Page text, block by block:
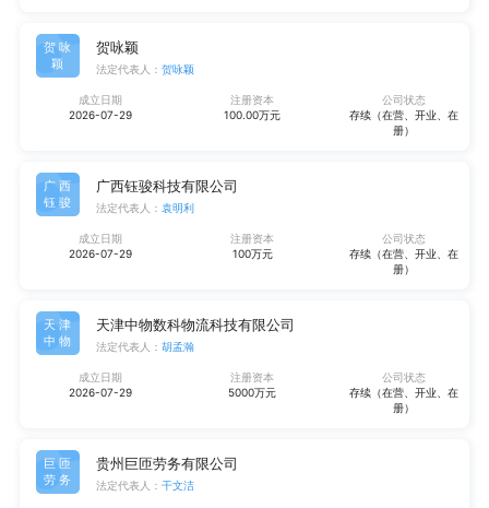
贺咏
颖
贺咏颖
法定代表人： 贺咏颖
成立日期
2026-07-29
注册资本
100.00万元
公司状态
存续（在营、开业、在
册）
广西
钰骏
广西钰骏科技有限公司
法定代表人： 袁明利
成立日期
2026-07-29
注册资本
100万元
公司状态
存续（在营、开业、在
册）
天津
中物
天津中物数科物流科技有限公司
法定代表人： 胡孟瀚
成立日期
2026-07-29
注册资本
5000万元
公司状态
存续（在营、开业、在
册）
巨匝
劳务
贵州巨匝劳务有限公司
法定代表人： 干文洁